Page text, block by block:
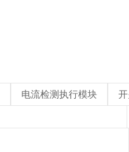
电流检测执行模块